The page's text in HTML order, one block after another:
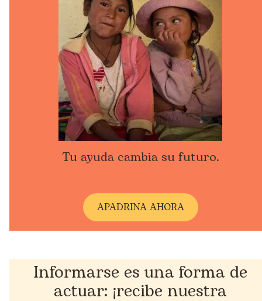
Tu ayuda cambia su futuro.
APADRINA AHORA
Informarse es una forma de
actuar: ¡recibe nuestra